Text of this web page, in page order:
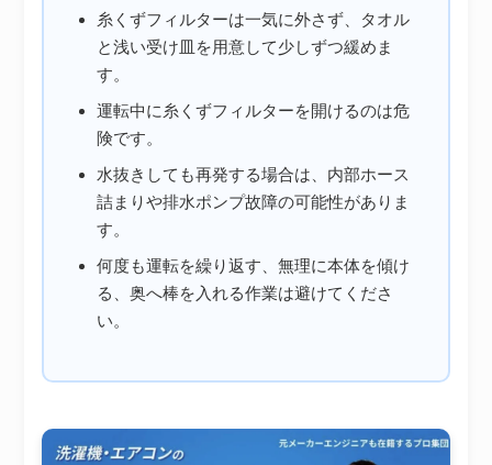
糸くずフィルターは一気に外さず、タオル
と浅い受け皿を用意して少しずつ緩めま
す。
運転中に糸くずフィルターを開けるのは危
険です。
水抜きしても再発する場合は、内部ホース
詰まりや排水ポンプ故障の可能性がありま
す。
何度も運転を繰り返す、無理に本体を傾け
る、奥へ棒を入れる作業は避けてくださ
い。